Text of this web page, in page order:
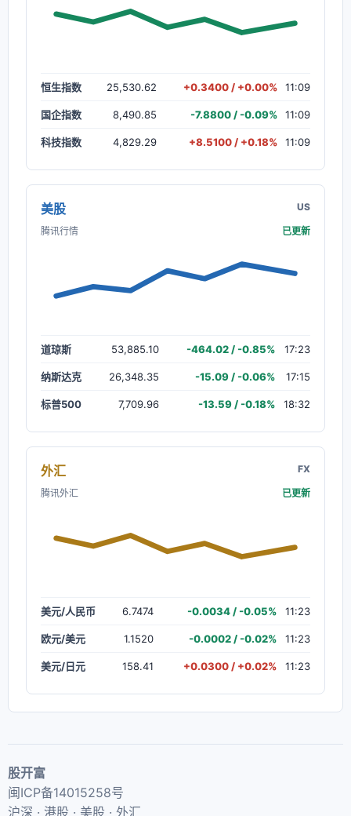
恒生指数 25,530.62 +0.3400 / +0.00% 11:09
国企指数 8,490.85 -7.8800 / -0.09% 11:09
科技指数 4,829.29 +8.5100 / +0.18% 11:09
美股 US
腾讯行情 已更新
道琼斯 53,885.10 -464.02 / -0.85% 17:23
纳斯达克 26,348.35 -15.09 / -0.06% 17:15
标普500 7,709.96 -13.59 / -0.18% 18:32
外汇 FX
腾讯外汇 已更新
美元/人民币 6.7474 -0.0034 / -0.05% 11:23
欧元/美元 1.1520 -0.0002 / -0.02% 11:23
美元/日元 158.41 +0.0300 / +0.02% 11:23
股开富
闽ICP备14015258号
沪深 · 港股 · 美股 · 外汇